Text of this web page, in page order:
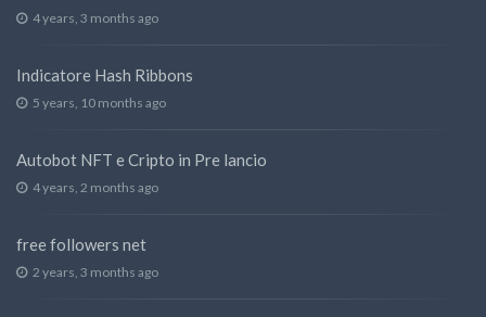
4 years, 3 months ago
Indicatore Hash Ribbons
5 years, 10 months ago
Autobot NFT e Cripto in Pre lancio
4 years, 2 months ago
free followers net
2 years, 3 months ago